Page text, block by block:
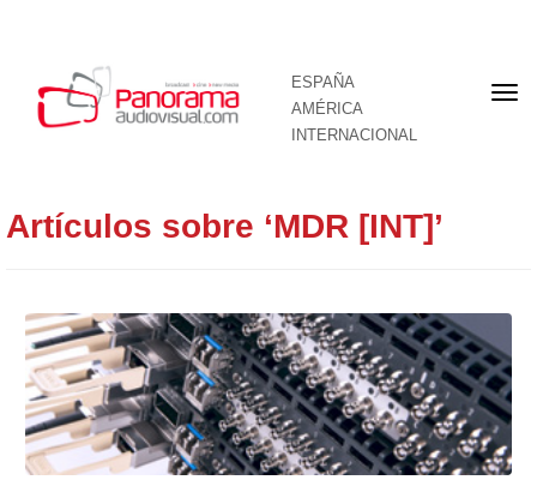
ESPAÑA
AMÉRICA
INTERNACIONAL
Artículos sobre ‘MDR [INT]’